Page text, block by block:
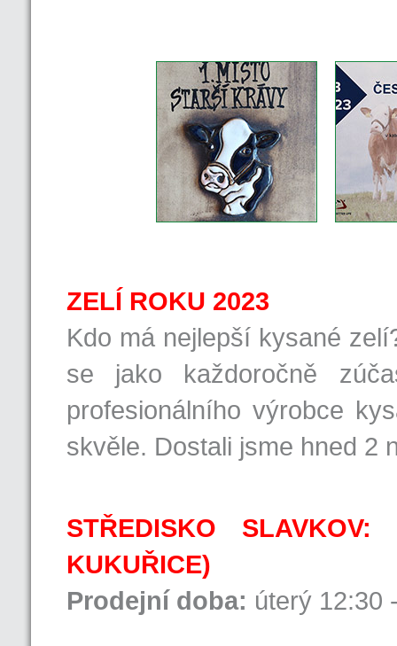
ZELÍ ROKU 2023
Kdo má nejlepší kysané
se jako každoročně
profesionálního výrobce
skvěle. Dostali jsme hned 2
STŘEDISKO
KUKUŘICE)
Prodejní doba: úterý 12:30